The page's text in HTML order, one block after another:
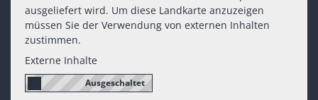
ausgeliefert wird. Um diese Landkarte anzuzeigen
müssen Sie der Verwendung von externen Inhalten
zustimmen.
Externe Inhalte